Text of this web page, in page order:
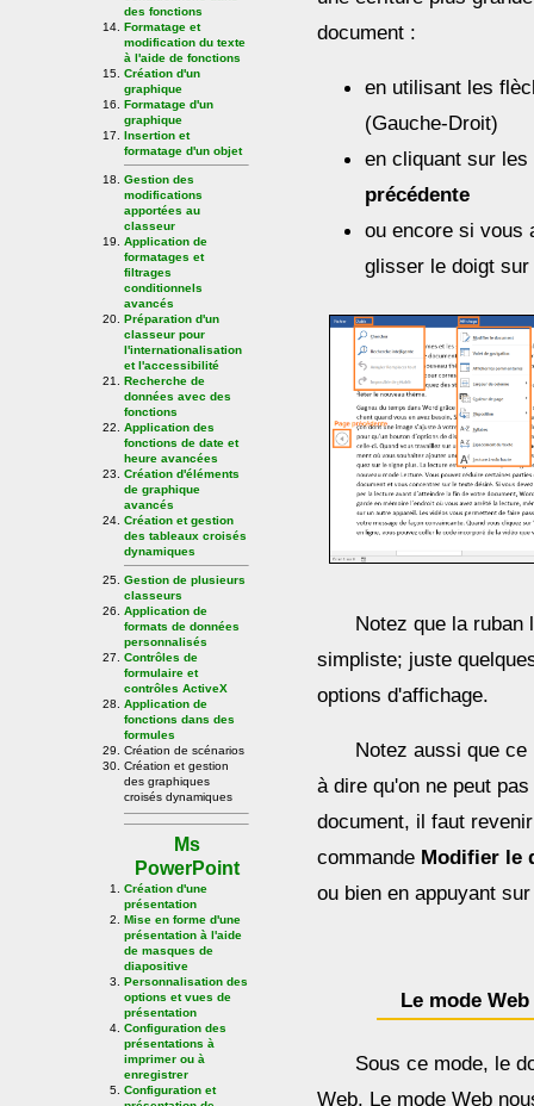
des fonctions
Formatage et
modification du texte
à l'aide de fonctions
Création d'un
graphique
Formatage d'un
graphique
Insertion et
formatage d'un objet
Gestion des
modifications
apportées au
classeur
Application de
formatages et
filtrages
conditionnels
avancés
Préparation d'un
classeur pour
l'internationalisation
et l'accessibilité
Recherche de
données avec des
fonctions
Application des
fonctions de date et
heure avancées
Création d'éléments
de graphique
avancés
Création et gestion
des tableaux croisés
dynamiques
Gestion de plusieurs
classeurs
Application de
formats de données
personnalisés
Contrôles de
formulaire et
contrôles ActiveX
Application de
fonctions dans des
formules
Création de scénarios
Création et gestion
des graphiques
croisés dynamiques
Ms
PowerPoint
Création d'une
présentation
Mise en forme d'une
présentation à l'aide
de masques de
diapositive
Personnalisation des
options et vues de
présentation
Configuration des
présentations à
imprimer ou à
enregistrer
Configuration et
document :
en utilisant les
(Gauche-Droit)
en cliquant sur
précédente
ou encore si vous
glisser le doigt
Notez que la ruban
simpliste; juste
options d'affichage.
Notez aussi que
à dire qu'on ne peut
document, il faut
commande Modifier le
ou bien en appuyant
Le mode Web
Sous ce mode, le
Web. Le mode Web